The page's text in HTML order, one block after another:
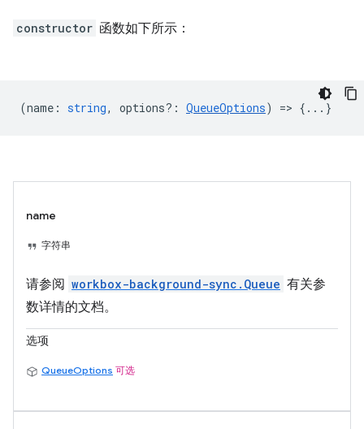
constructor 函数如下所示：
(name : string, options? : QueueOptions) => {...}
name
字符串
请参阅 workbox-background-sync.Queue 有关参
数详情的文档。
选项
QueueOptions 可选